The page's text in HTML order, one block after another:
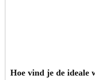
Hoe vind je de ideale